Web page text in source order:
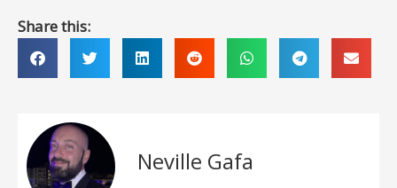
Share this:
Neville Gafa